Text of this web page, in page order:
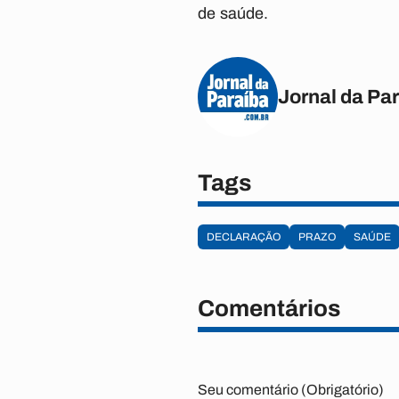
de saúde.
Jornal da
Tags
DECLARAÇÃO PRAZO SAÚDE
Comentários
Seu comentário (Obrigatório)